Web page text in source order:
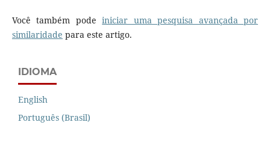
Você também podeiniciar uma pesquisa avançada por
similaridade para este artigo.
IDIOMA
English
Português (Brasil)